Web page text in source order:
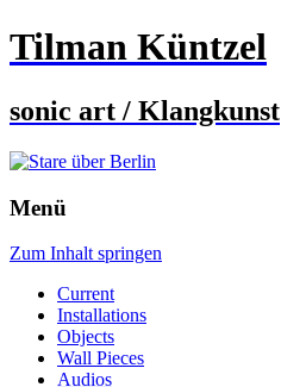
Tilman Küntzel
sonic art / Klangkunst
Menü
Zum Inhalt springen
Current
Installations
Objects
Wall Pieces
Audios